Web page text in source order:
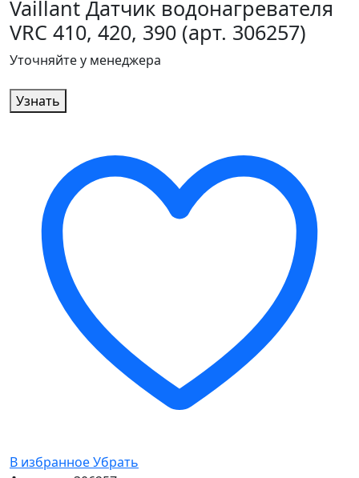
Vaillant Датчик водонагревателя
VRC 410, 420, 390 (арт. 306257)
Уточняйте у менеджера
Узнать
В избранноеУбрать